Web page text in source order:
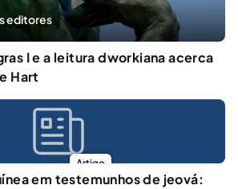
editores
I e a leitura dworkiana acerca
Hart
Artigo
em testemunhos de jeová: